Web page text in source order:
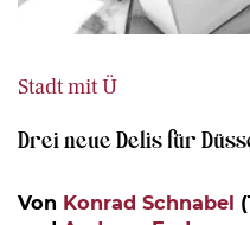
Stadt mit Ü
Drei neue Delis für
Von Konrad Schnabel